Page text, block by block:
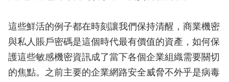
這些鮮活的例子都在時刻讓我們保持清醒，商業機密
與私人賬戶密碼是這個時代最有價值的資產，如何保
護這些敏感機密資訊成了當下各個企業組織需要關切
的焦點。之前主要的企業網路安全威脅不外乎是病毒